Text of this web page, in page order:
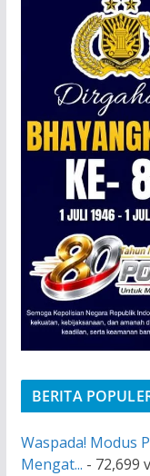
BERITA
Waspada! Modus
Mengat... - 72,699